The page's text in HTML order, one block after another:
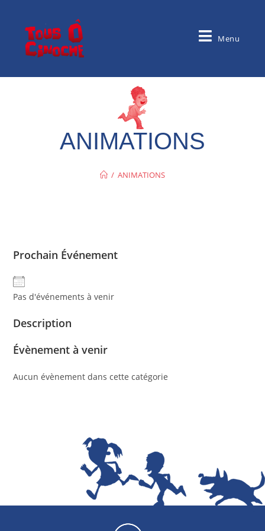
Menu
ANIMATIONS
/ ANIMATIONS
Prochain Événement
Pas d'événements à venir
Description
Évènement à venir
Aucun évènement dans cette catégorie